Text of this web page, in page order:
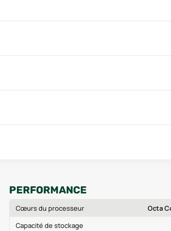
PERFORMANCE
Cœurs du processeur
Octa
Capacité de stockage